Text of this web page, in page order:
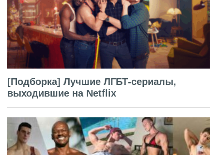
[Подборка] Лучшие ЛГБТ-сериалы,
выходившие на Netflix